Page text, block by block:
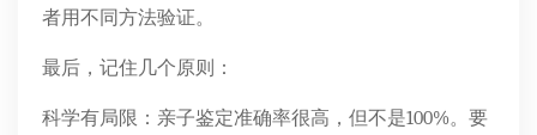
者用不同方法验证。
最后，记住几个原则：
科学有局限：亲子鉴定准确率很高，但不是100%。要